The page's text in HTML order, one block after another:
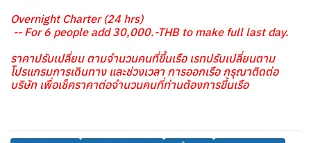
Overnight Charter (24 hrs)
-- For 6 people add 30,000.-THB to make full last day.
ราคาปรับเปลี่ยน ตามจำนวนคนที่ขึ้นเรือ เรทปรับเปลี่ยนตาม
โปรแกรมการเดินทาง และช่วงเวลา การออกเรือ กรุณาติดต่อ
บริษัท เพื่อเช็คราคาต่อจำนวนคนที่ท่านต้องการขึ้นเรือ